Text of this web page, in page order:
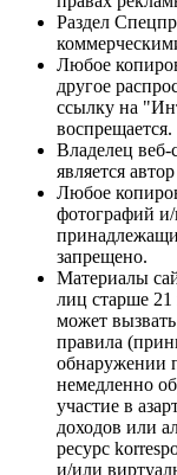
Раздел
Любое
другое
ссылку на
воспрещается.
Владелец
является
Любое
фотографий и/
запрещено.
Материалы
лиц старше 21
может
правила
обнаружении
немедленно
участие в
доходов или
ресурс
и/или